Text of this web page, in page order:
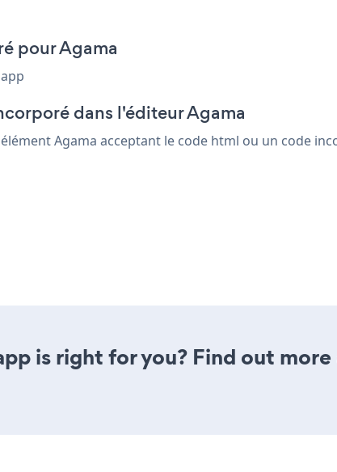
pour Agama
dans l'éditeur Agama
Agama acceptant le code html ou un code
is right for you? Find out